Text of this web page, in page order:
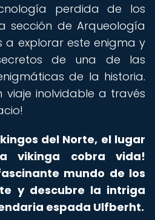
perdida de los
sección de Arqueología
a explorar este enigma y
de una de las
de la historia.
viaje inolvidable a través
del Norte, el lugar
vikinga cobra vida!
mundo de los
y descubre la intriga
espada Ulfberht.